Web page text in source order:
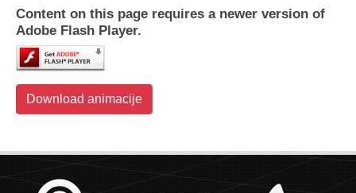
Content on this page requires a newer version of
Adobe Flash Player.
Download animacije